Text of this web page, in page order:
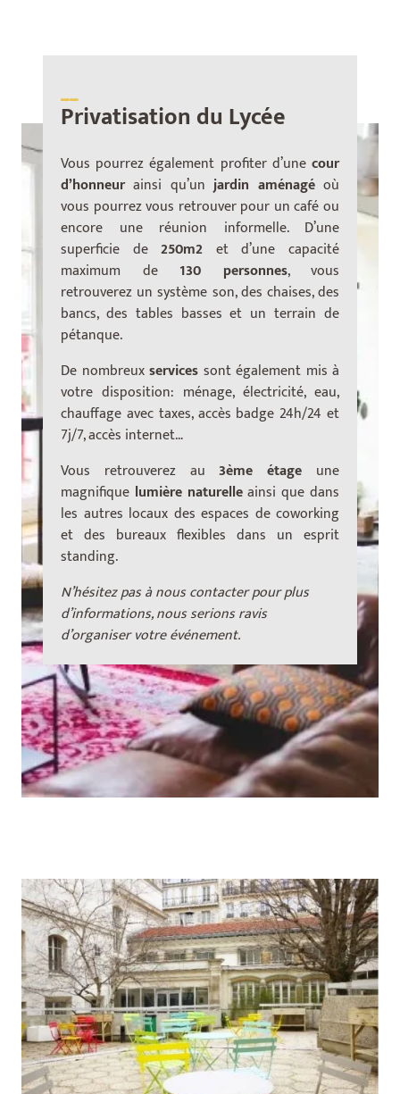
Privatisation du Lycée
Vous pourrez également profiter d’une cour
d’honneurainsi qu’un jardin aménagéoù
vous pourrez vous retrouver pour un café ou
encore une réunion informelle. D’une
superficie de250m2 et d’une capacité
maximum de 130 personnes, vous
retrouverez un système son, des chaises, des
bancs, des tables basses et un terrain de
pétanque.
De nombreuxservices sont également mis à
votre disposition: ménage, électricité, eau,
chauffage avec taxes, accès badge 24h/24 et
7j/7, accès internet…
Vous retrouverez au3ème étage une
magnifique lumière naturelleainsi que dans
les autres locaux des espaces de coworking
et des bureaux flexibles dans un esprit
standing.
N’hésitez pas à nous contacter pour plus
d’informations, nous serions ravis
d’organiser votre événement.